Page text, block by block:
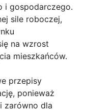
i gospodarczego.
sile roboczej,
na wzrost
mieszkańców.
przepisy
ponieważ
zarówno dla